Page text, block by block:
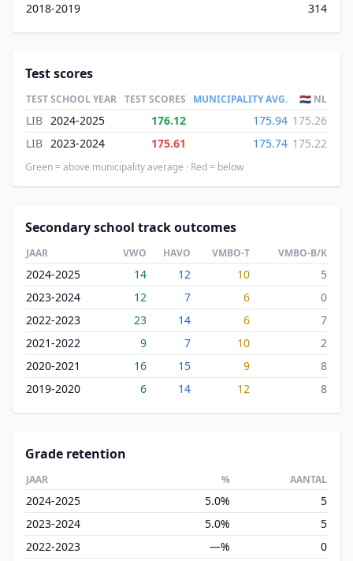
2018-2019
314
Test scores
TESTSCHOOL YEAR TEST SCORES MUNICIPALITY AVG. 🇳🇱 NL
LIB 2024-2025 176.12 175.94 175.26
LIB 2023-2024 175.61 175.74 175.22
Green = above municipality average · Red = below
Secondary school track outcomes
JAAR VWO HAVO VMBO-T VMBO-B/K
2024-2025 14 12 10
5
2023-2024
12 7 6
0
2022-2023
23 14 6
7
2021-2022
9 7 10
2
2020-2021
16 15 9
8
2019-2020
6 14 12 8
Grade retention
JAAR % AANTAL
2024-2025 5.0%
5
2023-2024
5.0%
5
2022-2023
—%
0